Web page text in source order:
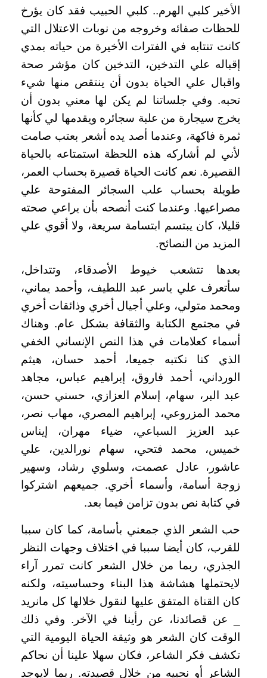
الأخير كلبي الهرم.. كلبي الحبيب فقد كان يؤرخ
للحظات صفائه وخروجه من نوبات الاعتلال التي
كانت تنتابه في الفترات الأخيرة من حياته بمدي
إقباله علي التدخين، التدخين كان مؤشر صحة
واقبال علي الحياة بدون أن ينتقص منها شيء
تحبه. وفي جلساتنا لم يكن لها معني بدون أن
يخرج سيجارة من علبة سجائره ويقدمها لي كأنها
ثمرة فاكهة، وعندما أصد يده أشعر بعتب صامت
لأني لم أشاركه هذه اللحظة استمتاعه بالحياة
القصيرة. نعم كانت الحياة قصيرة بحساب العمر،
طويلة بحساب علب السجائر المفتوحة علي
مصراعيها. وعندما كنت أنصحه بأن يراعي صحته
قليلا، كان يبتسم ابتسامة سريعة، ولا أقوي علي
المزيد من النصائح.
بعدها تتشعب خيوط الأصدقاء، وتتداخل،
سأتعرف علي ياسر عبد اللطيف، وأحمد يماني،
ومحمد متولي، وعلي أجيال أخري وذائقات أخري
في مجتمع الكتابة والثقافة بشكل عام. وهناك
أسماء كعلامات في هذا النص الإنساني الخفي
الذي كنا نكتبه جميعا، أحمد حسان، هيثم
الورداني، أحمد فاروق، إبراهيم عباس، مجاهد
عبد البر، سهام، إسلام العزازي، حسني حسن،
محمد المزروعي، إبراهيم المصري، مهاب نصر،
عبد العزيز السباعي، ضياء مهران، إيناس
خميس، محمد فتحي، سهام نورالدين، علي
عاشور، عادل عصمت، وسلوي رشاد، وسهير
زوجة أسامة، وأسماء أخري. جميعهم اشتركوا
في كتابة نص بدون تزامن فيما بعد.
حب الشعر الذي جمعني بأسامة، كما كان سببا
للقرب، كان أيضا سببا في اختلاف وجهات النظر
الجذري، ربما من خلال الشعر كانت تمرر آراء
لايحتملها هشاشة هذا البناء وحساسيته، ولكنه
كان القناة المتفق عليها لنقول خلالها كل مانريد
_ عن قصائدنا، عن رأينا في الآخر. وفي ذلك
الوقت كان الشعر هو وثيقة الحياة اليومية التي
تكشف فكر الشاعر، فكان سهلا علينا أن نحاكم
الشاعر أو نحييه من خلال قصيدته. ربما لايوجد